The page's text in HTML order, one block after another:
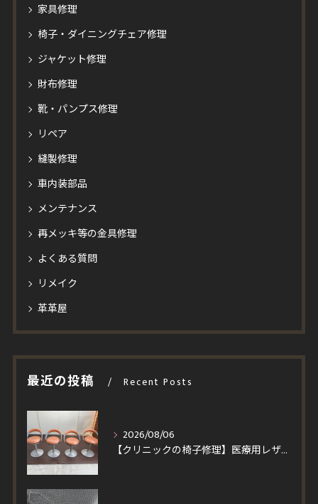
家具修理
椅子・ダイニングチェア修理
ジャケット修理
財布修理
靴・パンプス修理
リペア
縫製修理
車内装部品
メンテナンス
再メッキ等の金具修理
よくある質問
リメイク
革革屋
最近の投稿 Recent Posts
2026/08/06
【クリニックの椅子修理】医療用レザーへ張り替え！買い替えより安くイトーキ回転チェア4脚を即日対応